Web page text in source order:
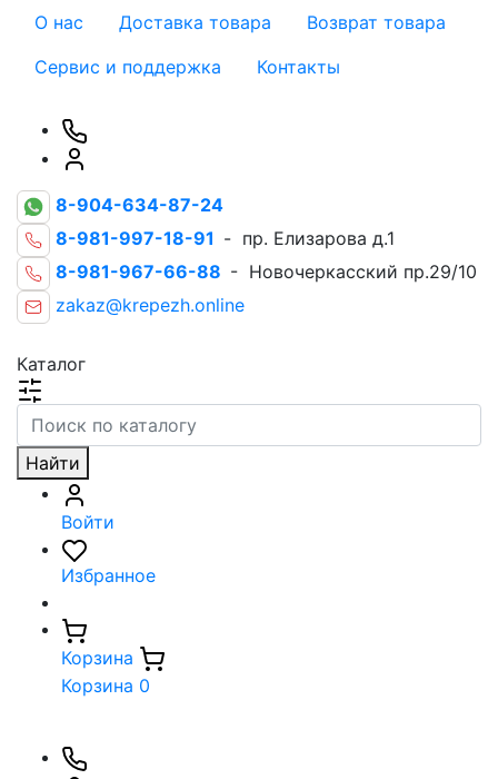
О нас Доставка товара
Возврат товара
Сервис и поддержка
Контакты
8-904-634-87-24
8-981-997-18-91 - пр. Елизарова д.1
8-981-967-66-88 - Новочеркасский пр.29/10
zakaz@krepezh.online
Каталог
Найти
Войти
Избранное
Корзина
Корзина 0